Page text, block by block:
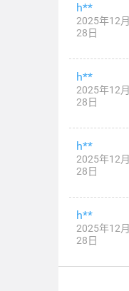
h**
2025年12月
28日
h**
2025年12月
28日
h**
2025年12月
28日
h**
2025年12月
28日